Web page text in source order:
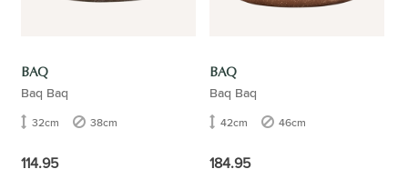
BAQ
Baq Baq
32cm 38cm
114.95
BAQ
Baq Baq
42cm 46cm
184.95